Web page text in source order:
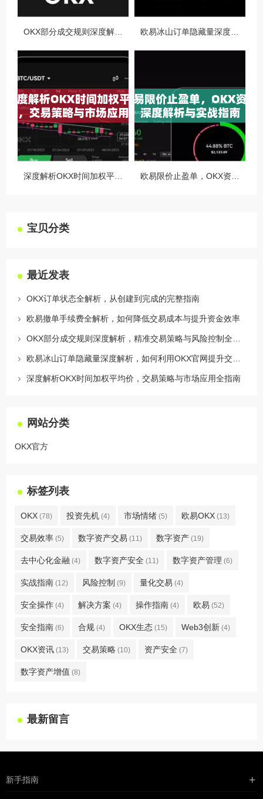
宝贝分类
最近发表
OKX订单状态全解析，从创建到完成的完整指南
欧易撤单手续费全解析，如何降低交易成本与提升资金效率
深度解析OKX时间加权平均价，交易策略与市场应用全指南
网站分类
OKX官方
标签列表
OKX (78) 投资先机 (4) 市场情绪 (5) 欧易OKX (13)
交易效率 (5) 数字资产交易 (11) 数字资产 (19)
去中心化金融 (4) 数字资产安全 (11) 数字资产管理 (6)
实战指南 (12) 风险控制 (9) 量化交易 (4)
安全操作 (4) 解决方案 (4) 操作指南 (4) 欧易 (52)
安全指南 (6) 合规 (4) OKX生态 (15) Web3创新 (4)
OKX资讯 (13) 交易策略 (10) 资产安全 (7)
数字资产增值 (8)
最新留言
新手指南